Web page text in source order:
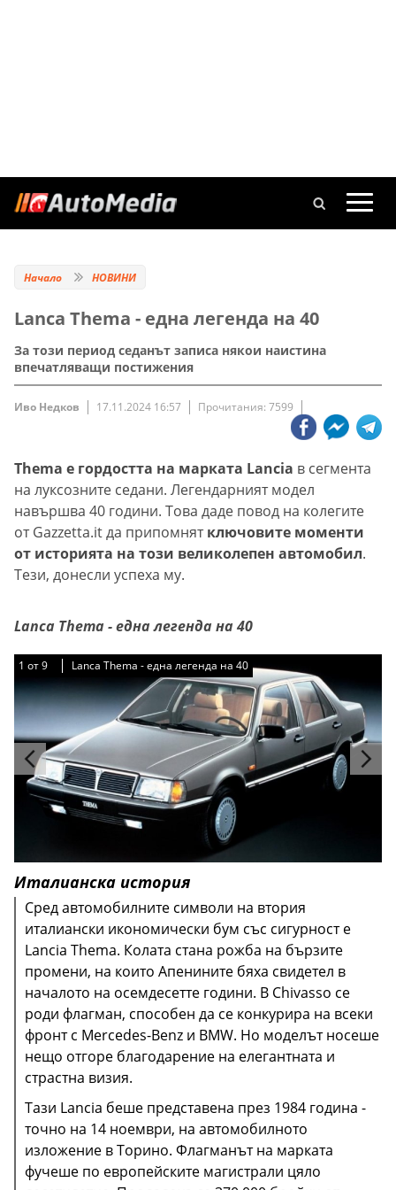
Начало НОВИНИ
Lanca Thema - една легенда на 40
За този период седанът записа някои наистина
впечатляващи постижения
Иво Недков 17.11.2024 16:57 Прочитания: 7599
Thema e гордостта на марката Lancia в сегмента
на луксозните седани. Легендарният модел
навършва 40 години. Това даде повод на колегите
от Gazzetta.it да припомнятключовите моменти
от историята на този великолепен автомобил.
Тези, донесли успеха му.
Lanca Thema - една легенда на 40
1 от9 Lanca Thema - една легенда на 40
Италианска история
Сред автомобилните символи на втория
италиански икономически бум със сигурност е
Lancia Thema. Колата стана рожба на бързите
промени, на които Апенините бяха свидетел в
началото на осемдесетте години. В Chivasso се
роди флагман, способен да се конкурира на всеки
фронт с Mercedes-Benz и BMW. Но моделът носеше
нещо отгоре благодарение на елегантната и
страстна визия.
Тази Lancia беше представена през 1984 година -
точно на 14 ноември, на автомобилното
изложение в Торино. Флагманът на марката
фучеше по европейските магистрали цяло
1 от9 Lanca Thema - една легенда на 40
1 от9 Lanca Thema - една легенда на 40
Спирачната система използваше
самовентилиращи се дискове отпред, спирачен
регулатор отзад и елементарна
електрохидравлична антиблокираща система,
предшественик на ABS.
В списъка имаше три трансмисии: петстепенна
1 от9 Lanca Thema - една легенда на 40
Трети вариант на каросерията беше Limousine ,
1 от9 Lanca Thema - една легенда на 40
1 от9 Lanca Thema - една легенда на 40
Основните иновации се намираха под капака:
Turbo беше спрян, докато атмосферният 8-клапано
1 от9 Lanca Thema - една легенда на 40
Множество иновации имаше в профила на
двигателя, като се започне с дебюта на нов за
Thema - 3.0 V6 Busso , извлечен от Alfa Romeo. Той
замени 2.8 Prv и беше в състояние да развие 175
коня. 2.0 16-клапановият мотор придоби
1 от9 Lanca Thema - една легенда на 40
Това е единствени случай, в който двете
исторически италиански марки са създали масово
произвеждан пътен автомобил (общо малко над
3500 екземпляра ). Двигателят дойде от Маранело
и по-точно от отделението Mondial. Беше 32-
клапанов V8 (следователно 8.32) от 2937 кубика,
способен да достави при първата серия
1 от9 Lanca Thema - една легенда на 40
Този автомобил обаче не беше нищо друго освен
Chrysler 300C, леко преработен от гледна точка на